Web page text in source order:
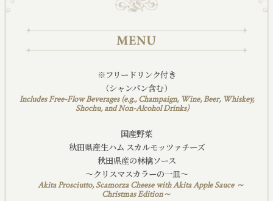
※フリードリンク付き
（シャンパン含む）
Includes Free-Flow Beverages (e.g., Champaign, Wine, Beer, Whiskey,
Shochu, and Non-Alcohol Drinks)
国産野菜
秋田県産生ハム スカルモッツァチーズ
秋田県産の林檎ソース
～クリスマスカラーの一皿～
Akita Prosciutto, Scamorza Cheese with Akita Apple Sauce ～
Christmas Edition～